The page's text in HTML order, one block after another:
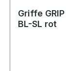
Griffe
BL-SL rot